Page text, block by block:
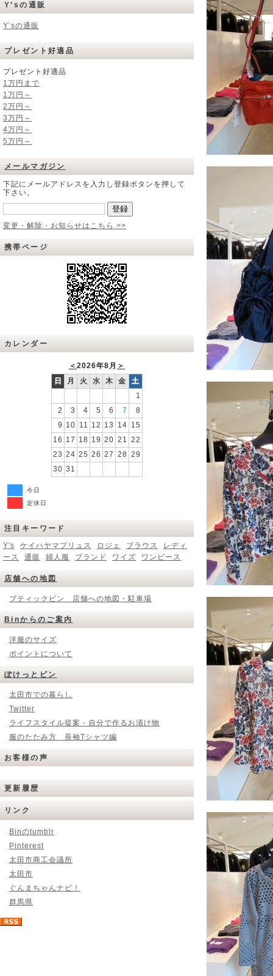
Y’sの通販
Y’sの通販
プレゼント好適品
プレゼント好適品
1万円まで
1万円～
2万円～
3万円～
4万円～
5万円～
メールマガジン
下記にメールアドレスを入力し登録ボタンを押して
下さい。
変更・解除・お知らせはこちら >>
携帯ページ
カレンダー
＜ 2026年8月 ＞
日
月 火 水 木 金
土
1
2
3 4 5 6 7
8
9 10 11 12 13 14 15
16 17 18 19 20 21 22
23 24 25 26 27 28 29
30 31
今日
定休日
注目キーワード
Y's
ケイハヤマプリュス ロジェ ブラウス
レディ
ース
通販 婦人服 ブランド ワイズ ワンピース
店舗への地図
ブティックビン 店舗への地図・駐車場
Binからのご案内
洋服のサイズ
ポイントについて
ぽけっとビン
太田市での暮らし
Twitter
ライフスタイル提案 - 自分で作るお漬け物
服のたたみ方 長袖Tシャツ編
お客様の声
更新履歴
リンク
Binのtumblr
Pinterest
太田市商工会議所
太田市
ぐんまちゃんナビ！
群馬県